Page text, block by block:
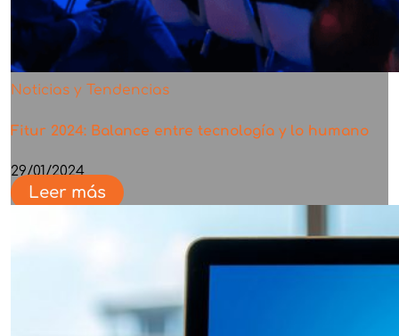
Noticias y Tendencias
Fitur 2024: Balance entre tecnología y lo humano
29/01/2024
Leer más